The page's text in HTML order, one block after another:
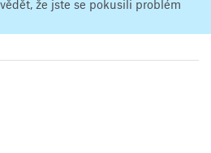
že jste se pokusili problém